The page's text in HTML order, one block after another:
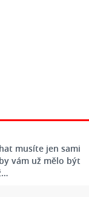
musíte jen sami
vám už mělo být